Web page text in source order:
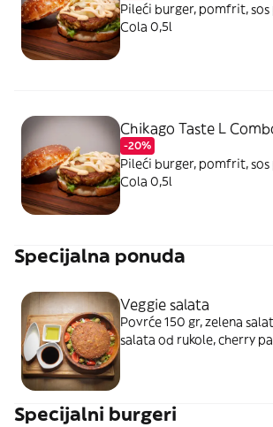
Pileći burger, pomfrit, sos po
Cola 0,5l
Chikago Taste L
-20%
Pileći burger, pomfrit,
Cola 0,5l
Specijalna ponuda
Veggie salata
Povrće 150 gr, zelena
salata od rukole, cherry
Specijalni burgeri